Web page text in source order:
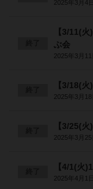
2025年3月4
【3/11(
ぶ会
2025年3月11
【3/18(
2025年3月18
【3/25(
2025年3月25
【4/1(火
2025年4月1